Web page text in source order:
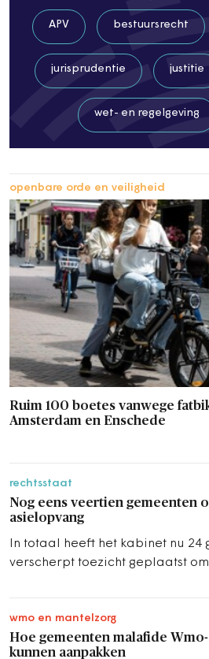
APV bestuursrecht
jurisprudentie justitie
wet- en regelgeving
rechtsstaat
Nog eens veertien gemeenten
asielopvang
In totaal heeft het kabinet nu 24
verscherpt toezicht geplaatst
wmo en mantelzorg
Hoe gemeenten malafide
kunnen aanpakken
openbare orde en veiligheid
Ruim 100 boetes vanwege
Amsterdam en Enschede